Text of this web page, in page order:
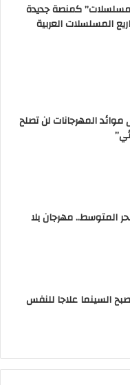
كمنصة جديدة
المسلسلات العربية
موائد المهرجانات لن تصلح
المتوسط.. مهرجان بلا